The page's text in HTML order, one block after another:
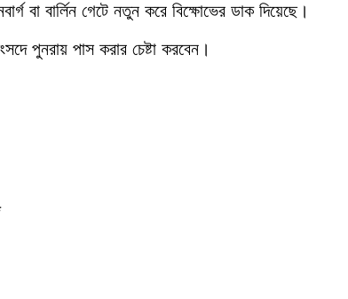
বা বার্লিন গেটে নতুন করে বিক্ষোভের ডাক দিয়েছে।
পুনরায় পাস করার চেষ্টা করবেন।